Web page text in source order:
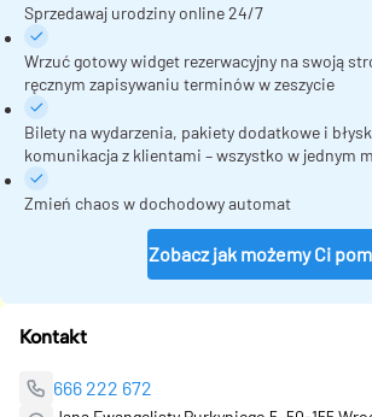
Sprzedawaj urodziny online 24/7
Wrzuć gotowy widget rezerwacyjny na swoją
ręcznym zapisywaniu terminów w zeszycie
Bilety na wydarzenia, pakiety dodatkowe i
komunikacja z klientami – wszystko w jednym
Zmień chaos w dochodowy automat
Zobacz jak możemy Ci
Kontakt
666 222 672